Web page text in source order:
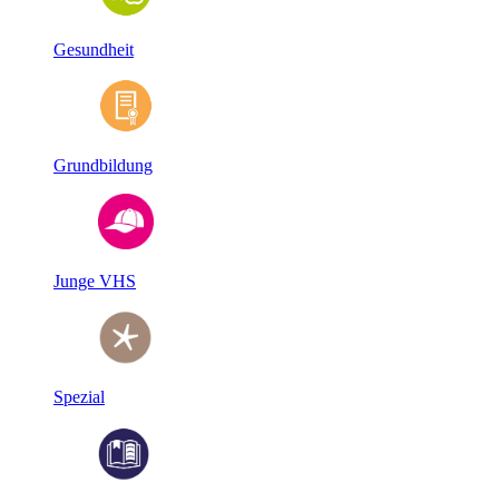
Gesundheit
Grundbildung
Junge VHS
Spezial